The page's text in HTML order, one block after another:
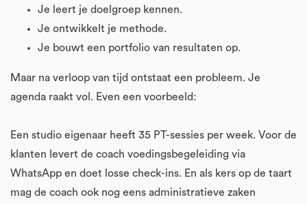
Je leert je doelgroep kennen.
Je ontwikkelt je methode.
Je bouwt een portfolio van resultaten op.
Maar na verloop van tijd ontstaat een probleem. Je
agenda raakt vol. Even een voorbeeld:
Een studio eigenaar heeft 35 PT-sessies per week. Voor de
klanten levert de coach voedingsbegeleiding via
WhatsApp en doet losse check-ins. En als kers op de taart
mag de coach ook nog eens administratieve zaken